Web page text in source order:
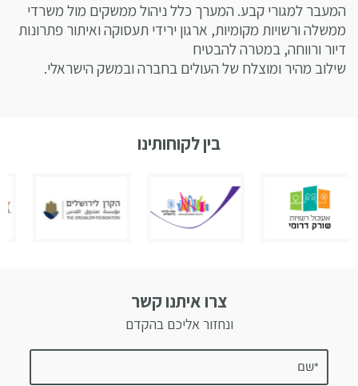
המעבר למגורי קבע. המערך כלל ניהול ממשקים מול משרדי
ממשלה ורשויות מקומיות, ארגון ירידי תעסוקה ואיתור פתרונות
דיור ורווחה, במטרה להבטיח
שילוב מהיר ומוצלח של העולים בחברה ובמשק הישראלי.
בין לקוחותינו
צרו איתנו קשר
ונחזור אליכם בהקדם